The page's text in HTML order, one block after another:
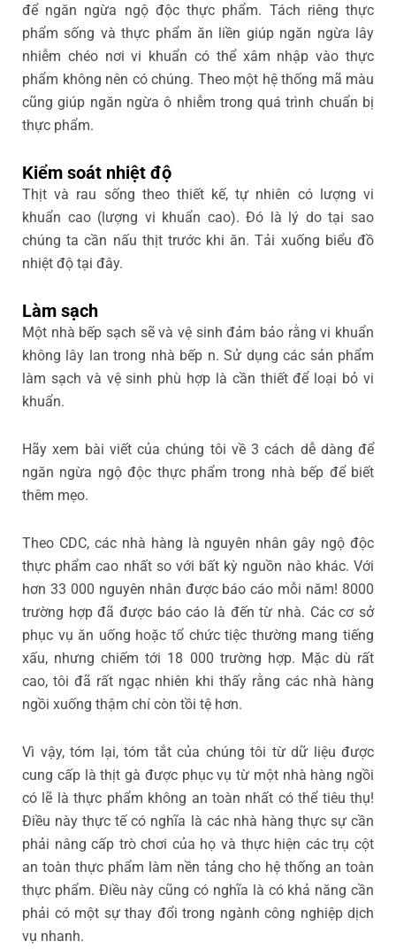
để ngăn ngừa ngộ độc thực phẩm. Tách riêng thực
phẩm sống và thực phẩm ăn liền giúp ngăn ngừa lây
nhiễm chéo nơi vi khuẩn có thể xâm nhập vào thực
phẩm không nên có chúng. Theo một hệ thống mã màu
cũng giúp ngăn ngừa ô nhiễm trong quá trình chuẩn bị
thực phẩm.
Kiểm soát nhiệt độ
Thịt và rau sống theo thiết kế, tự nhiên có lượng vi
khuẩn cao (lượng vi khuẩn cao). Đó là lý do tại sao
chúng ta cần nấu thịt trước khi ăn. Tải xuống biểu đồ
nhiệt độ tại đây.
Làm sạch
Một nhà bếp sạch sẽ và vệ sinh đảm bảo rằng vi khuẩn
không lây lan trong nhà bếp n. Sử dụng các sản phẩm
làm sạch và vệ sinh phù hợp là cần thiết để loại bỏ vi
khuẩn.
Hãy xem bài viết của chúng tôi về 3 cách dễ dàng để
ngăn ngừa ngộ độc thực phẩm trong nhà bếp để biết
thêm mẹo.
Theo CDC, các nhà hàng là nguyên nhân gây ngộ độc
thực phẩm cao nhất so với bất kỳ nguồn nào khác. Với
hơn 33 000 nguyên nhân được báo cáo mỗi năm! 8000
trường hợp đã được báo cáo là đến từ nhà. Các cơ sở
phục vụ ăn uống hoặc tổ chức tiệc thường mang tiếng
xấu, nhưng chiếm tới 18 000 trường hợp. Mặc dù rất
cao, tôi đã rất ngạc nhiên khi thấy rằng các nhà hàng
ngồi xuống thậm chí còn tồi tệ hơn.
Vì vậy, tóm lại, tóm tắt của chúng tôi từ dữ liệu được
cung cấp là thịt gà được phục vụ từ một nhà hàng ngồi
có lẽ là thực phẩm không an toàn nhất có thể tiêu thụ!
Điều này thực tế có nghĩa là các nhà hàng thực sự cần
phải nâng cấp trò chơi của họ và thực hiện các trụ cột
an toàn thực phẩm làm nền tảng cho hệ thống an toàn
thực phẩm. Điều này cũng có nghĩa là có khả năng cần
phải có một sự thay đổi trong ngành công nghiệp dịch
vụ nhanh.